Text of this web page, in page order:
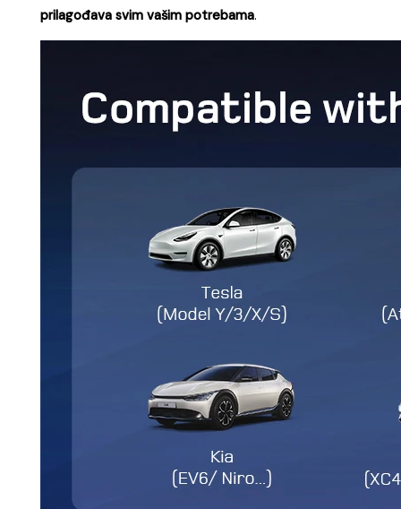
prilagođava svim vašim potrebama.